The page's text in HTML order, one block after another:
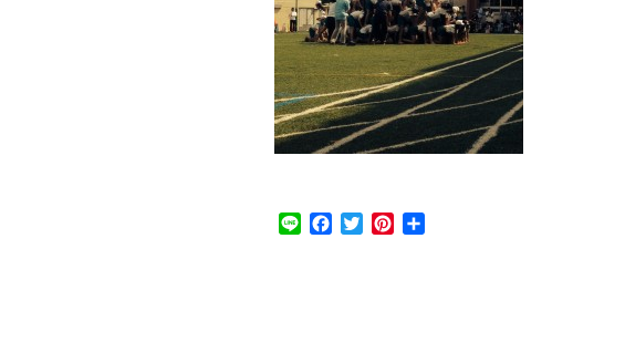
Line Facebook
TwitterPinterest